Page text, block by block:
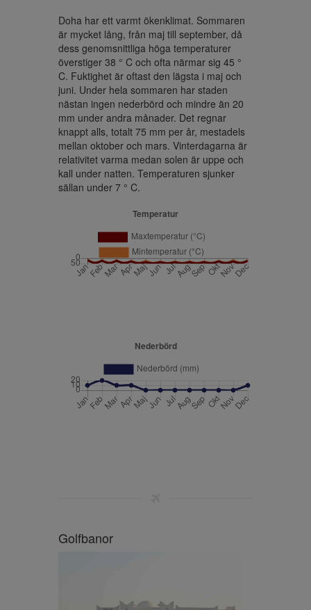
Doha har ett varmt ökenklimat. Sommaren
är mycket lång, från maj till september, då
dess genomsnittliga höga temperaturer
överstiger 38 ° C och ofta närmar sig 45 °
C. Fuktighet är oftast den lägsta i maj och
juni. Under hela sommaren har staden
nästan ingen nederbörd och mindre än 20
mm under andra månader. Det regnar
knappt alls, totalt 75 mm per år, mestadels
mellan oktober och mars. Vinterdagarna är
relativitet varma medan solen är uppe och
kall under natten. Temperaturen sjunker
sällan under 7 ° C.
Golfbanor